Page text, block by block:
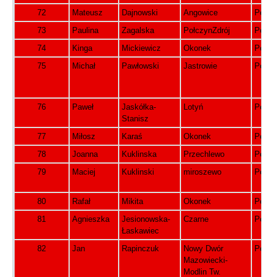
72
Mateusz Dajnowski Angowice
73
Paulina Zagalska PołczynZdrój
74
Kinga Mickiewicz Okonek
75
Michał Pawłowski Jastrowie
76 Paweł
Jaskółka-
Stanisz
Lotyń
77 Miłosz Karaś Okonek
78
Joanna Kuklinska Przechlewo
79
Maciej Kuklinski miroszewo
80 Rafał Mikita Okonek
81
Agnieszka
Jesionowska-
Łaskawiec
Czarne
82 Jan Rapinczuk
Nowy Dwór
Mazowiecki-
Modlin Tw.